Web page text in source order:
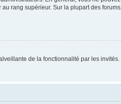
rang supérieur. Sur la plupart des forums,
de la fonctionnalité par les invités.